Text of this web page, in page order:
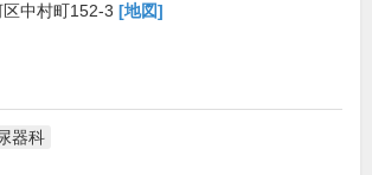
中村町152-3 [地図]
器科